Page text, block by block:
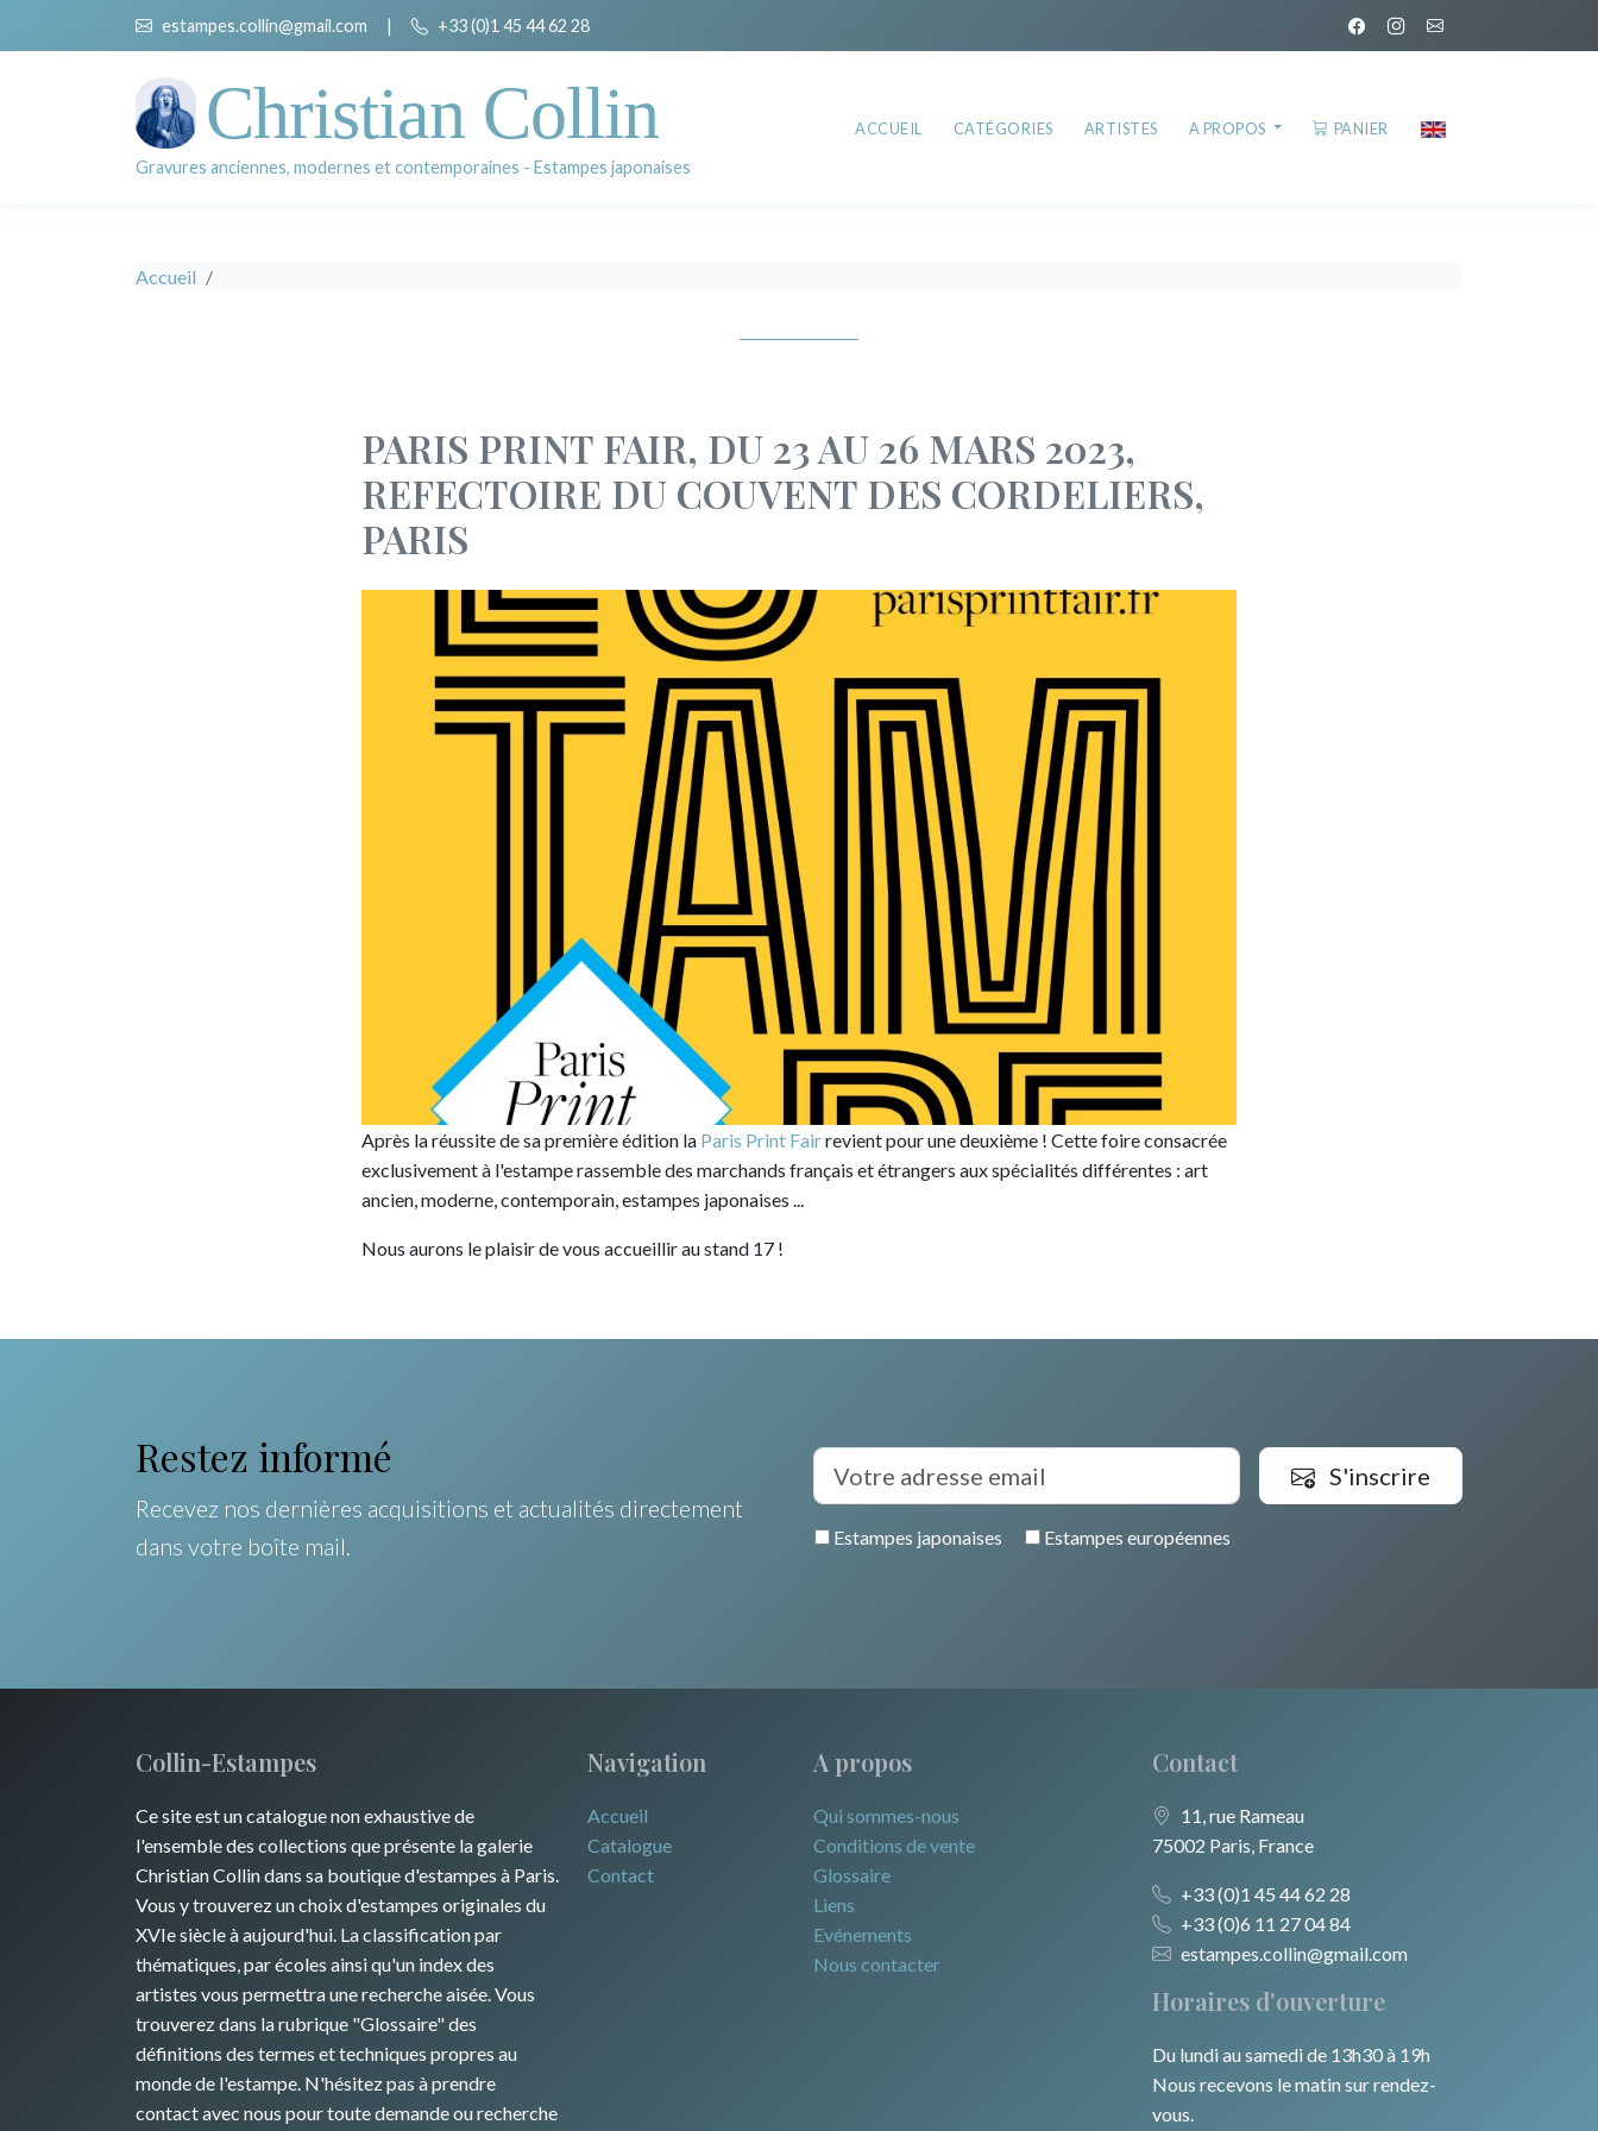
estampes.collin@gmail.com | +33 (0)1 45 44 62 28
Christian Collin
Gravures anciennes, modernes et contemporaines - Estampes japonaises
ACCUEIL CATÉGORIES ARTISTES A PROPOS PANIER
Accueil
PARIS PRINT FAIR, DU 23 AU 26 MARS 2023,
REFECTOIRE DU COUVENT DES CORDELIERS,
PARIS
Après la réussite de sa première édition la Paris Print Fairrevient pour une deuxième ! Cette foire consacrée
exclusivement à l'estampe rassemble des marchands français et étrangers aux spécialités différentes : art
ancien, moderne, contemporain, estampes japonaises ...
Nous aurons le plaisir de vous accueillir au stand 17 !
Restez informé
Recevez nos dernières acquisitions et actualités directement
dans votre boîte mail.
Estampes japonaises Estampes européennes
S'inscrire
Collin-Estampes
Ce site est un catalogue non exhaustive de
l'ensemble des collections que présente la galerie
Christian Collin dans sa boutique d'estampes à Paris.
Vous y trouverez un choix d'estampes originales du
XVIe siècle à aujourd'hui. La classification par
thématiques, par écoles ainsi qu'un index des
artistes vous permettra une recherche aisée. Vous
trouverez dans la rubrique "Glossaire" des
définitions des termes et techniques propres au
monde de l'estampe. N'hésitez pas à prendre
contact avec nous pour toute demande ou recherche
Navigation
Accueil
Catalogue
Contact
A propos
Qui sommes-nous
Conditions de vente
Glossaire
Liens
Evénements
Nous contacter
Contact
11, rue Rameau
75002 Paris, France
+33 (0)1 45 44 62 28
+33 (0)6 11 27 04 84
estampes.collin@gmail.com
Horaires d'ouverture
Du lundi au samedi de 13h30 à 19h
Nous recevons le matin sur rendez-
vous.